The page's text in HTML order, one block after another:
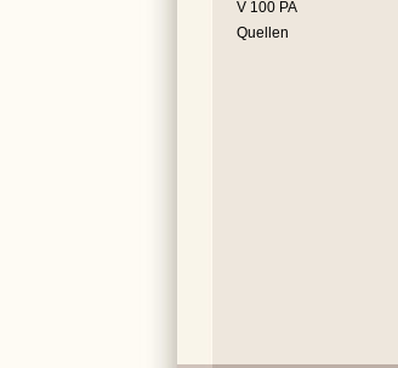
V 100 PA
Quellen